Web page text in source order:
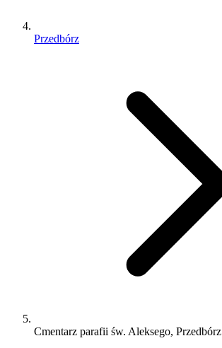
Przedbórz
Cmentarz parafii św. Aleksego, Przedbórz